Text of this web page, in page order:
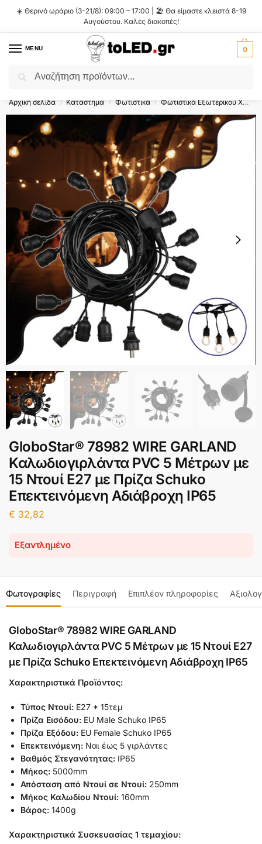
☀️ Θερινό ωράριο (3-21/8): 09:00 – 17:00 | 🏖️ Θα είμαστε κλειστά 8-19
Αυγούστου. Καλές διακοπές!
MENU 0
Flash Sale ⚡ 10% Έκπτωση με τον κωδικό
Αρχική σελίδα / Κατάστημα / Φωτιστικά / Φωτιστικά Εξωτερικού Χώρου
GloboStar® 78982 WIRE GARLAND
Καλωδιογιρλάντα PVC 5 Μέτρων με
15 Ντουί E27 με Πρίζα Schuko
Επεκτεινόμενη Αδιάβροχη IP65
€ 32,82
Εξαντλημένο
Φωτογραφίες Περιγραφή Επιπλέον πληροφορίες
GloboStar® 78982 WIRE GARLAND
Καλωδιογιρλάντα PVC 5 Μέτρων με 15 Ντουί E27
με Πρίζα Schuko Επεκτεινόμενη Αδιάβροχη IP65
Χαρακτηριστικά Προϊόντος:
Τύπος Ντουί: E27 * 15τεμ
Πρίζα Εισόδου: EU Male Schuko IP65
Πρίζα Εξόδου: EU Female Schuko IP65
Επεκτεινόμενη: Ναι έως 5 γιρλάντες
Βαθμός Στεγανότητας: IP65
Μήκος: 5000mm
Απόσταση από Ντουί σε Ντουί: 250mm
Μήκος Καλωδίου Ντουί: 160mm
Βάρος: 1400g
Χαρακτηριστικά Συσκευασίας 1 τεμαχίου: